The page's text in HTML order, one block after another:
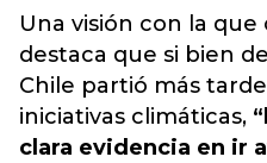
Una visión con la
destaca que si bien
Chile partió más
iniciativas climáticas,
clara evidencia en ir